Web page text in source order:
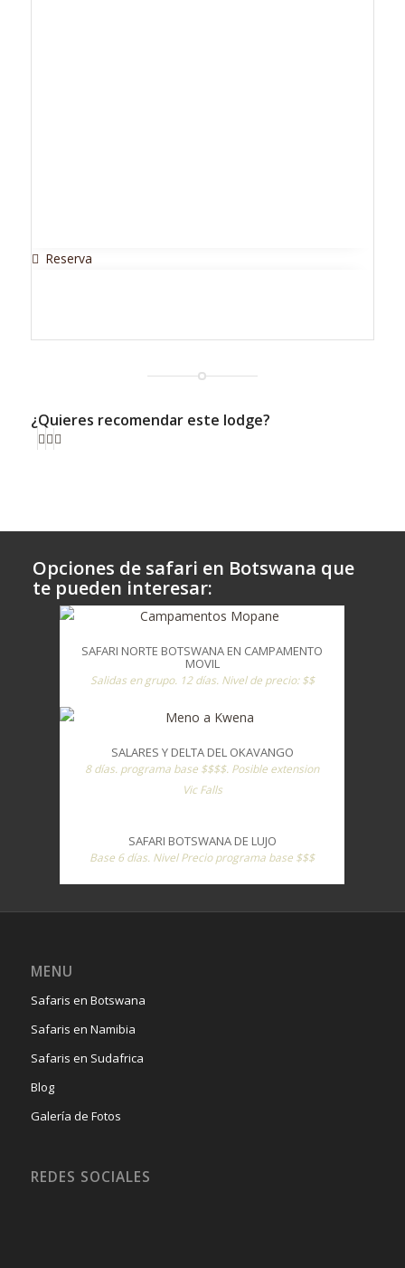
Reserva
¿Quieres recomendar este lodge?
Opciones de safari en Botswana que
te pueden interesar:
SAFARI NORTE BOTSWANA EN CAMPAMENTO
MOVIL
Salidas en grupo. 12 días. Nivel de precio: $$
SALARES Y DELTA DEL OKAVANGO
8 días. programa base $$$$. Posible extension
Vic Falls
SAFARI BOTSWANA DE LUJO
Base 6 días. Nivel Precio programa base $$$
MENU
Safaris en Botswana
Safaris en Namibia
Safaris en Sudafrica
Blog
Galería de Fotos
REDES SOCIALES